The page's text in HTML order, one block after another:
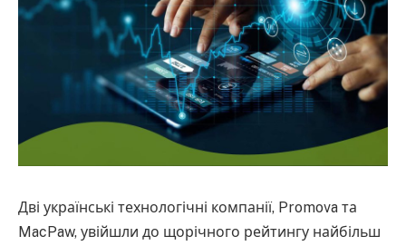
Дві українські технологічні компанії, Promova та
MacPaw, увійшли до щорічного рейтингу найбільш